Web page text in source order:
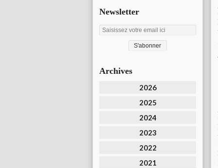
Newsletter
Archives
2026
2025
2024
2023
2022
2021